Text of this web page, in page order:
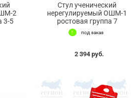
2
3-5
Стул ученический
нерегулируемый ОШМ-1
ростовая группа 7
под заказ
2 394 руб.